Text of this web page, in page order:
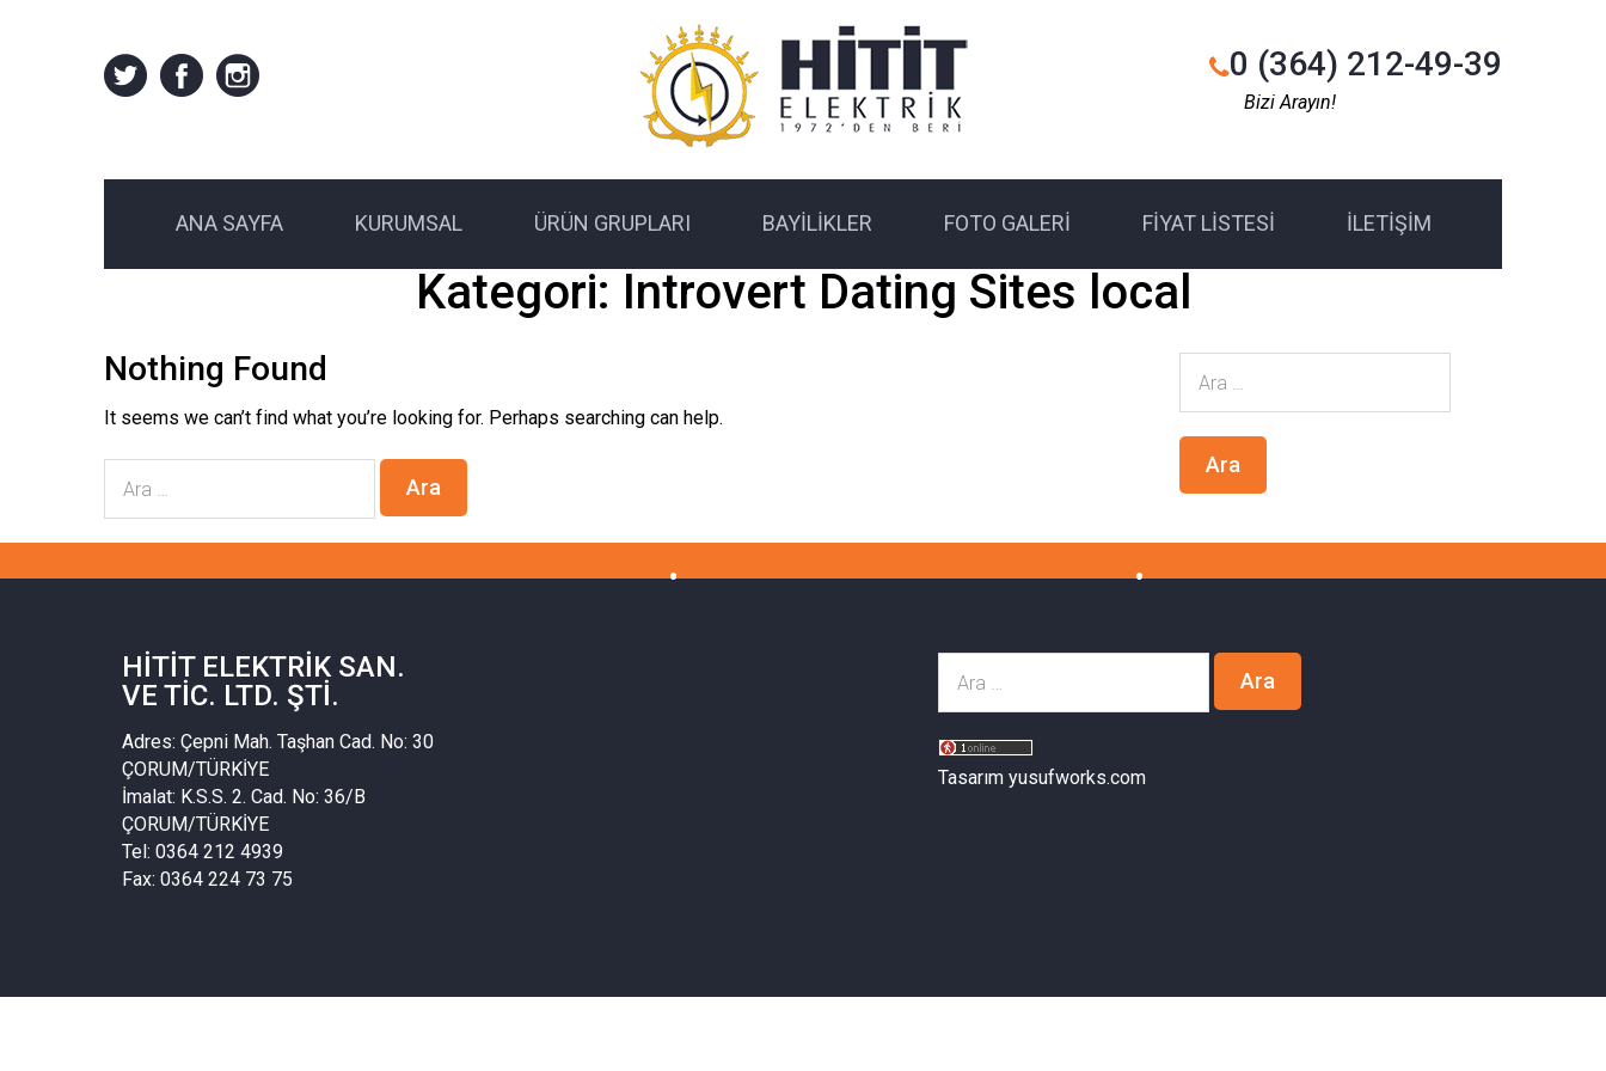
0 (364) 212-49-39
Bizi Arayın!
ANA SAYFA KURUMSAL ÜRÜN GRUPLARI BAYILIKLER FOTO GALERI FIYAT LISTESI İLETIŞIM
Kategori: Introvert Dating Sites local
Nothing Found
It seems we can’t find what you’re looking for. Perhaps searching can help.
HITIT ELEKTRIK SAN.
VE TIC. LTD. ŞTI.
Adres: Çepni Mah. Taşhan Cad. No: 30
ÇORUM/TÜRKİYE
İmalat: K.S.S. 2. Cad. No: 36/B
ÇORUM/TÜRKİYE
Tel: 0364 212 4939
Fax: 0364 224 73 75
Tasarım yusufworks.com